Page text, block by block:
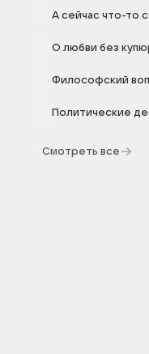
А сейчас что-то
О любви без
Философский
Политические
Смотреть все